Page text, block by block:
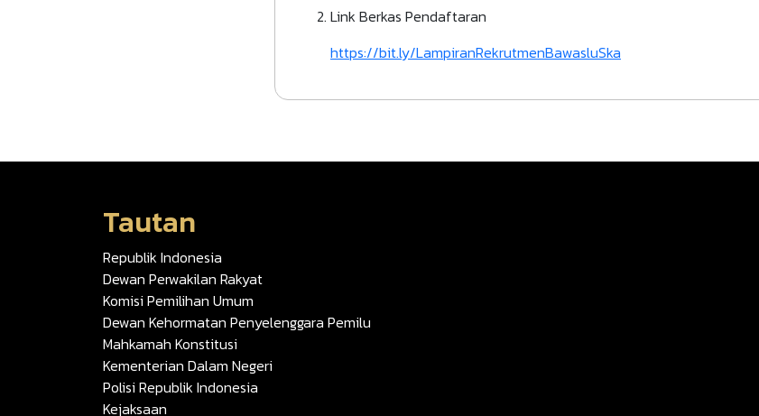
Link Berkas Pendaftaran
https://bit.ly/LampiranRekrutmenBawasluSka
Tautan
Republik Indonesia
Dewan Perwakilan Rakyat
Komisi Pemilihan Umum
Dewan Kehormatan Penyelenggara Pemilu
Mahkamah Konstitusi
Kementerian Dalam Negeri
Polisi Republik Indonesia
Kejaksaan